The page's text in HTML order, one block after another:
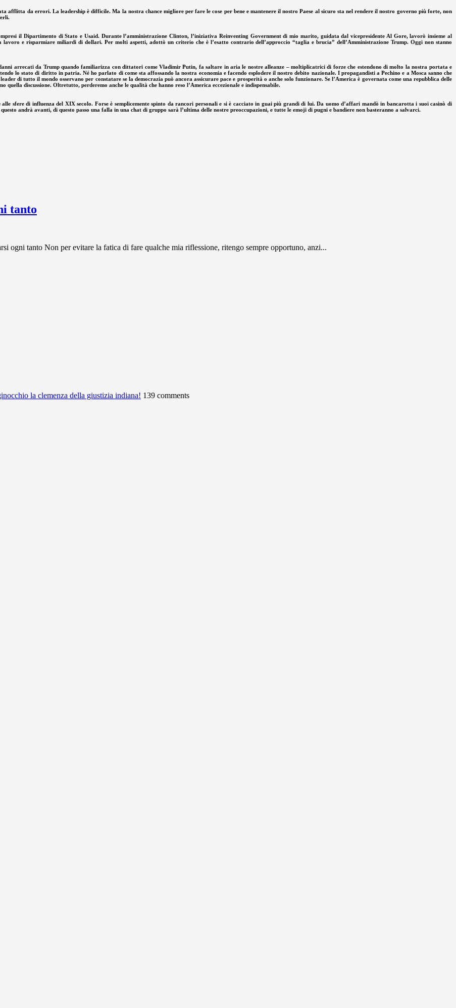
afflitta da errori. La leadership è difficile. Ma la nostra chance migliore per fare le cose per bene e mantenere il nostro Paese al sicuro sta nel rendere il nostro governo più forte, non
il Dipartimento di Stato e Usaid. Durante l’amministrazione Clinton, l’iniziativa Reinventing Government di mio marito, guidata dal vicepresidente Al Gore, lavorò insieme al
lavoro e risparmiare miliardi di dollari. Per molti aspetti, adottò un criterio che è l’esatto contrario dell’approccio “taglia e brucia” dell’Amministrazione Trump. Oggi non stanno
danni arrecati da Trump quando familiarizza con dittatori come Vladimir Putin, fa saltare in aria le nostre alleanze – moltiplicatrici di forze che estendono di molto la nostra portata e
lo stato di diritto in patria. Né ho parlato di come sta affossando la nostra economia e facendo esplodere il nostro debito nazionale. I propagandisti a Pechino e a Mosca sanno che
di tutto il mondo osservano per constatare se la democrazia può ancora assicurare pace e prosperità o anche solo funzionare. Se l’America è governata come una repubblica delle
quella discussione. Oltretutto, perderemo anche le qualità che hanno reso l’America eccezionale e indispensabile.
sfere di influenza del XIX secolo. Forse è semplicemente spinto da rancori personali e si è cacciato in guai più grandi di lui. Da uomo d’affari mandò in bancarotta i suoi casinò di
andrà avanti, di questo passo una falla in una chat di gruppo sarà l’ultima delle nostre preoccupazioni, e tutte le emoji di pugni e bandiere non basteranno a salvarci.
tanto
ogni tanto Non per evitare la fatica di fare qualche mia riflessione, ritengo sempre opportuno, anzi...
la clemenza della giustizia indiana! 139 comments